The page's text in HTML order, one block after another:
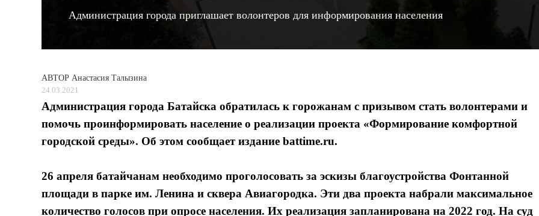
Администрация города приглашает волонтеров для информирования населения
АВТОР Анастасия Талызина
24.03.2021
Администрация города Батайска обратилась к горожанам с призывом стать волонтерами и
помочь проинформировать население о реализации проекта «Формирование комфортной
городской среды». Об этом сообщает издание battime.ru.
26 апреля батайчанам необходимо проголосовать за эскизы благоустройства Фонтанной
площади в парке им. Ленина и сквера Авиагородка. Эти два проекта набрали максимальное
количество голосов при опросе населения. Их реализация запланирована на 2022 год. На суд